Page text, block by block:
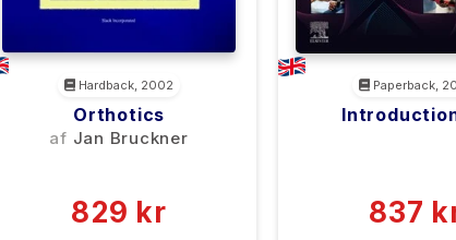
Hardback, 2002
Orthotics
af Jan Bruckner
829 kr
Paperback,
837